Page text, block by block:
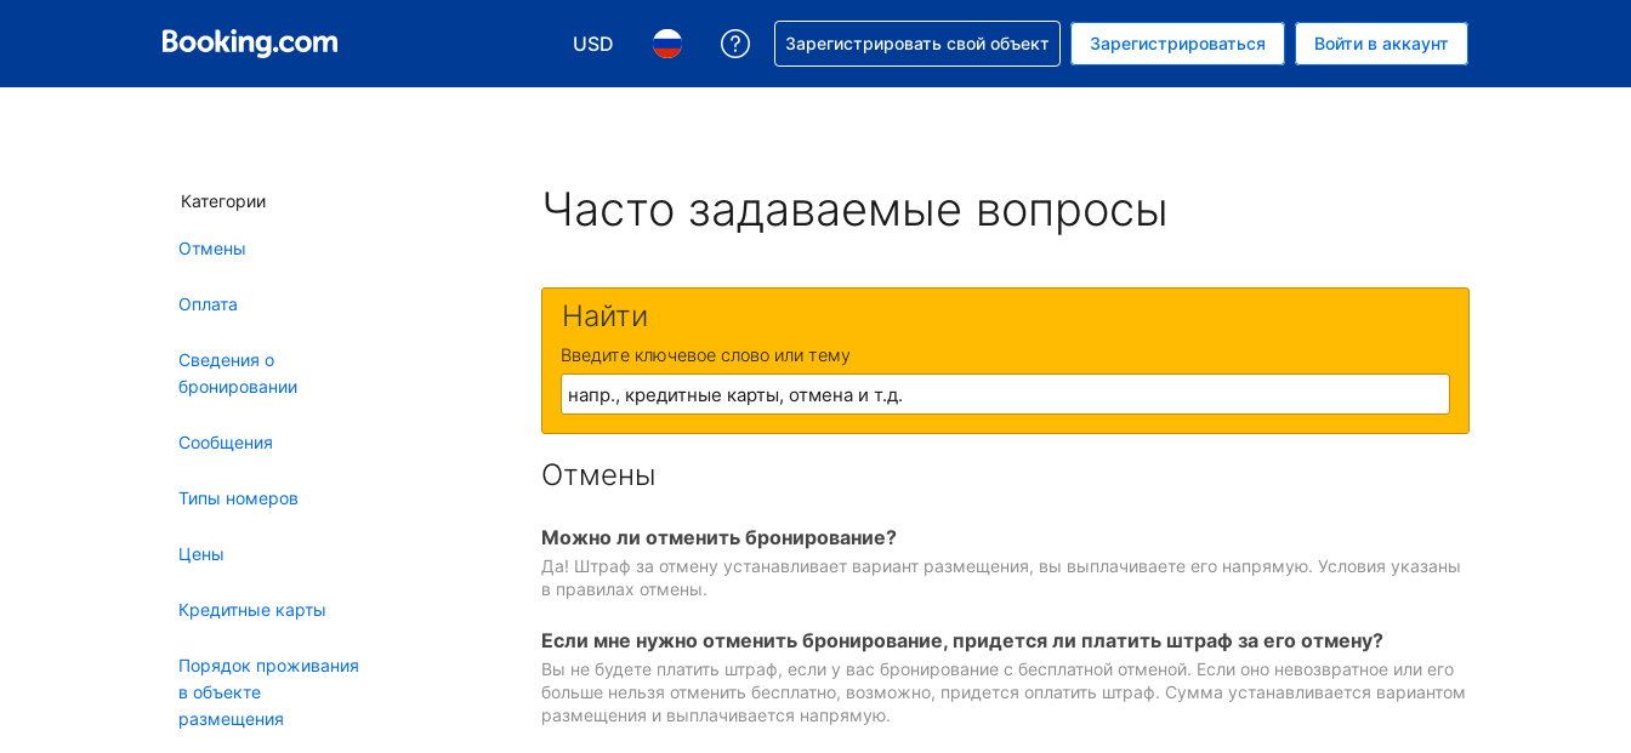
USD
Выберите валюту. Текущая валюта — Доллар США
Выберите язык. Текущий язык — На русском
Получите помощь с бронированием
Зарегистрировать свой объект Зарегистрироваться Войти в аккаунт
Категории
Отмены
Оплата
Сведения о
бронировании
Сообщения
Типы номеров
Цены
Кредитные карты
Порядок проживания
в объекте
размещения
Часто задаваемые вопросы
Найти
Введите ключевое слово или тему
Отмены
Можно ли отменить бронирование?
Да! Штраф за отмену устанавливает вариант размещения, вы выплачиваете его напрямую. Условия указаны
в правилах отмены.
Если мне нужно отменить бронирование, придется ли платить штраф за его отмену?
Вы не будете платить штраф, если у вас бронирование с бесплатной отменой. Если оно невозвратное или его
больше нельзя отменить бесплатно, возможно, придется оплатить штраф. Сумма устанавливается вариантом
размещения и выплачивается напрямую.